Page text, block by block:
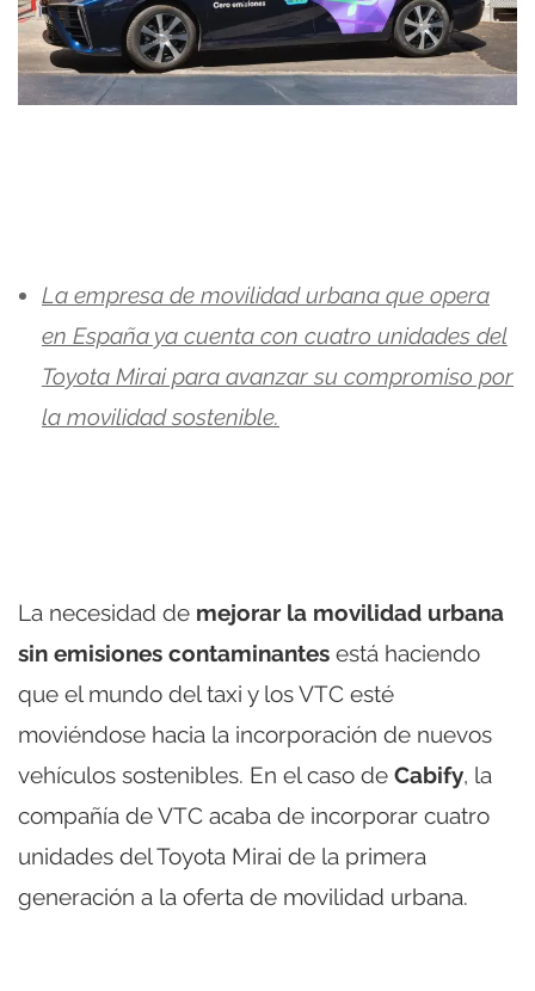
La empresa de movilidad urbana que opera
en España ya cuenta con cuatro unidades del
Toyota Mirai para avanzar su compromiso por
la movilidad sostenible.
La necesidad de mejorar la movilidad urbana
sin emisiones contaminantes está haciendo
que el mundo del taxi y los VTC esté
moviéndose hacia la incorporación de nuevos
vehículos sostenibles. En el caso de Cabify, la
compañía de VTC acaba de incorporar cuatro
unidades del Toyota Mirai de la primera
generación a la oferta de movilidad urbana.